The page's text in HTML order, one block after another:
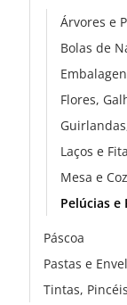
Árvores e
Bolas de
Flores,
Laços e
Mesa e
Pelúcias e
Páscoa
Pastas e
Tintas,